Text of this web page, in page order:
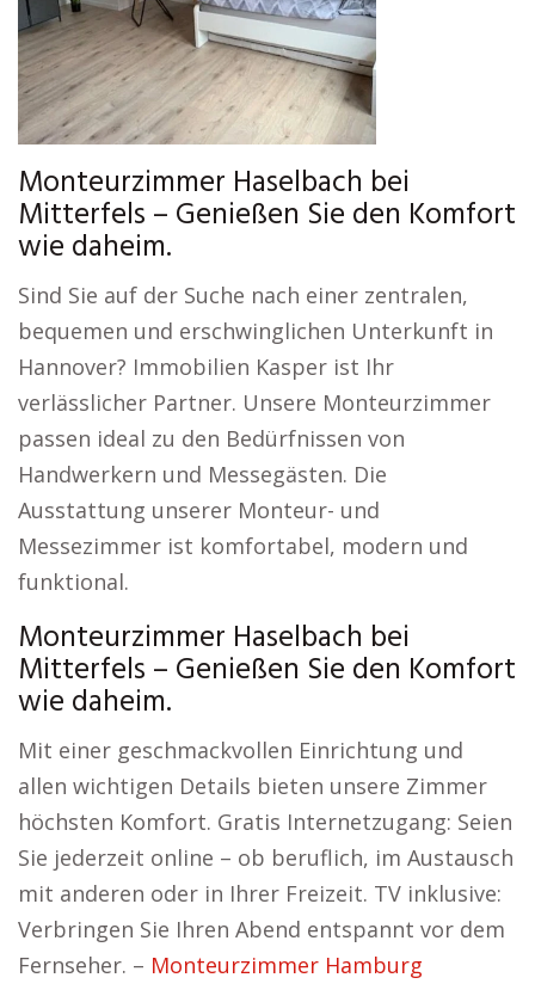
Monteurzimmer Haselbach bei
Mitterfels – Genießen Sie den Komfort
wie daheim.
Sind Sie auf der Suche nach einer zentralen,
bequemen und erschwinglichen Unterkunft in
Hannover? Immobilien Kasper ist Ihr
verlässlicher Partner. Unsere Monteurzimmer
passen ideal zu den Bedürfnissen von
Handwerkern und Messegästen. Die
Ausstattung unserer Monteur- und
Messezimmer ist komfortabel, modern und
funktional.
Monteurzimmer Haselbach bei
Mitterfels – Genießen Sie den Komfort
wie daheim.
Mit einer geschmackvollen Einrichtung und
allen wichtigen Details bieten unsere Zimmer
höchsten Komfort. Gratis Internetzugang: Seien
Sie jederzeit online – ob beruflich, im Austausch
mit anderen oder in Ihrer Freizeit. TV inklusive:
Verbringen Sie Ihren Abend entspannt vor dem
Fernseher. – Monteurzimmer Hamburg